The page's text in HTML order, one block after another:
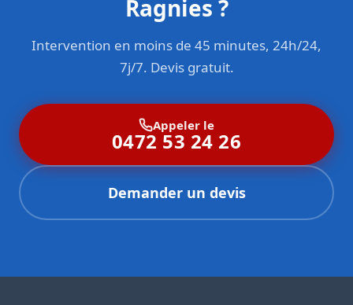
Ragnies ?
Intervention en moins de 45 minutes, 24h/24,
7j/7. Devis gratuit.
Appeler le
0472 53 24 26
Demander un devis